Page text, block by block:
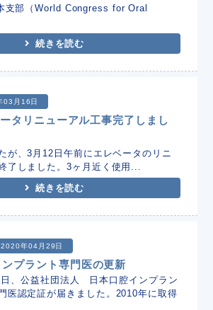
支部（World Congress for Oral
続きを読む
03月16日
タリニューアル工事完了しまし
が、3月12日午前にエレベータのリニ
了しました。3ヶ月近く使用...
続きを読む
2020年04月29日
ンプラント専門医の更新
、公益社団法人 日本口腔インプラン
医認定証が届きました。2010年に取得